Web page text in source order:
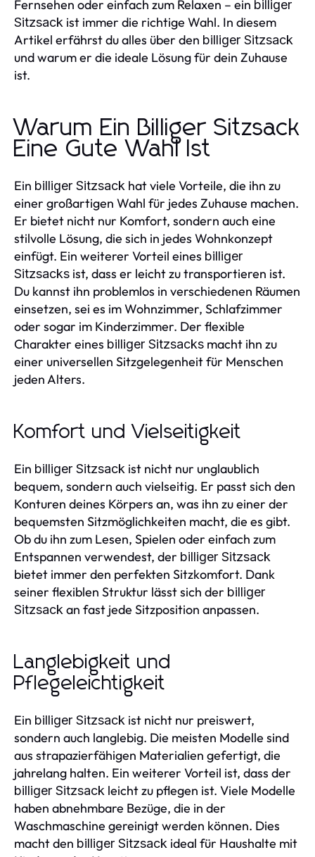
Fernsehen oder einfach zum Relaxen – ein billiger
Sitzsack ist immer die richtige Wahl. In diesem
Artikel erfährst du alles über den billiger Sitzsack
und warum er die ideale Lösung für dein Zuhause
ist.
Warum Ein Billiger Sitzsack
Eine Gute Wahl Ist
Ein billiger Sitzsack hat viele Vorteile, die ihn zu
einer großartigen Wahl für jedes Zuhause machen.
Er bietet nicht nur Komfort, sondern auch eine
stilvolle Lösung, die sich in jedes Wohnkonzept
einfügt. Ein weiterer Vorteil eines billiger
Sitzsacks ist, dass er leicht zu transportieren ist.
Du kannst ihn problemlos in verschiedenen Räumen
einsetzen, sei es im Wohnzimmer, Schlafzimmer
oder sogar im Kinderzimmer. Der flexible
Charakter eines billiger Sitzsacks macht ihn zu
einer universellen Sitzgelegenheit für Menschen
jeden Alters.
Komfort und Vielseitigkeit
Ein billiger Sitzsack ist nicht nur unglaublich
bequem, sondern auch vielseitig. Er passt sich den
Konturen deines Körpers an, was ihn zu einer der
bequemsten Sitzmöglichkeiten macht, die es gibt.
Ob du ihn zum Lesen, Spielen oder einfach zum
Entspannen verwendest, der billiger Sitzsack
bietet immer den perfekten Sitzkomfort. Dank
seiner flexiblen Struktur lässt sich der billiger
Sitzsack an fast jede Sitzposition anpassen.
Langlebigkeit und
Pflegeleichtigkeit
Ein billiger Sitzsack ist nicht nur preiswert,
sondern auch langlebig. Die meisten Modelle sind
aus strapazierfähigen Materialien gefertigt, die
jahrelang halten. Ein weiterer Vorteil ist, dass der
billiger Sitzsack leicht zu pflegen ist. Viele Modelle
haben abnehmbare Bezüge, die in der
Waschmaschine gereinigt werden können. Dies
macht den billiger Sitzsack ideal für Haushalte mit